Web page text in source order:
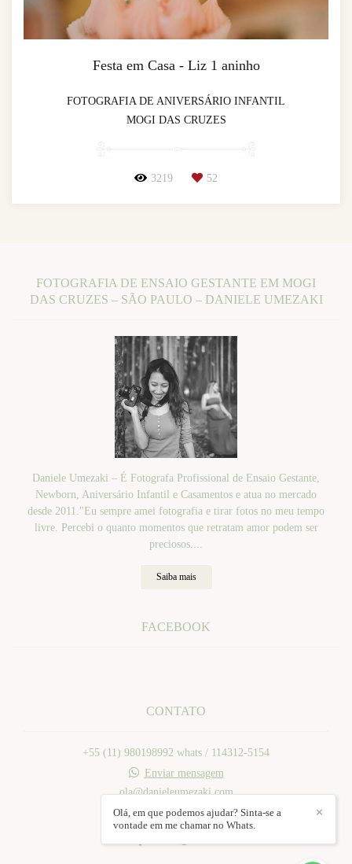
Festa em Casa - Liz 1 aninho
FOTOGRAFIA DE ANIVERSÁRIO INFANTIL
MOGI DAS CRUZES
3219 52
FOTOGRAFIA DE ENSAIO GESTANTE EM MOGI
DAS CRUZES – SÃO PAULO – DANIELE UMEZAKI
Daniele Umezaki – É Fotografa Profissional de Ensaio Gestante,
Newborn, Aniversário Infantil e Casamentos e atua no mercado
desde 2011."Eu sempre amei fotografia e tirar fotos no meu tempo
livre. Percebi o quanto momentos que retratam amor podem ser
preciosos....
Saiba mais
FACEBOOK
CONTATO
+55 (11) 980198992 whats / 114312-5154
Enviar mensagem
ola@danieleumezaki.com
Mogi das Cruzes / SP
✕
Olá, em que podemos ajudar? Sinta-se a
vontade em me chamar no Whats.